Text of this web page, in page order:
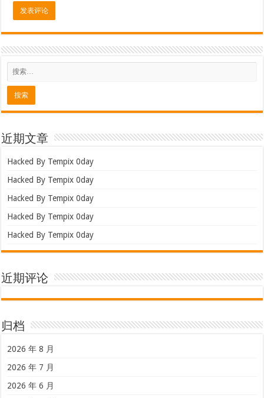
近期文章
Hacked By Tempix 0day
Hacked By Tempix 0day
Hacked By Tempix 0day
Hacked By Tempix 0day
Hacked By Tempix 0day
近期评论
归档
2026 年 8 月
2026 年 7 月
2026 年 6 月